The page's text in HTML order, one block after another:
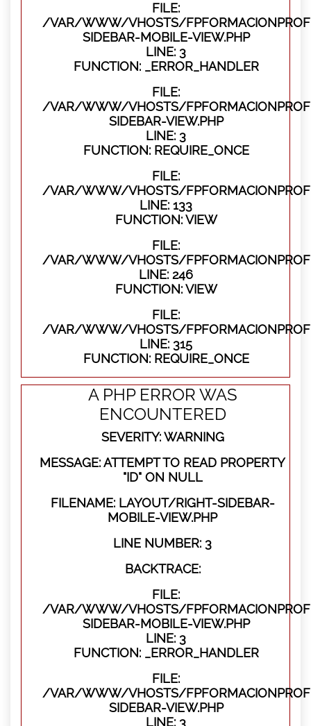
FILE:
/VAR/WWW/VHOSTS/
SIDEBAR-MOBILE-VIEW.PHP
LINE: 3
FUNCTION: _ERROR_HANDLER
FILE:
/VAR/WWW/VHOSTS/
SIDEBAR-VIEW.PHP
LINE: 3
FUNCTION: REQUIRE_ONCE
FILE:
/VAR/WWW/VHOSTS/
LINE: 133
FUNCTION: VIEW
FILE:
/VAR/WWW/VHOSTS/
LINE: 246
FUNCTION: VIEW
FILE:
/VAR/WWW/VHOSTS/
LINE: 315
FUNCTION: REQUIRE_ONCE
A PHP ERROR WAS
ENCOUNTERED
SEVERITY: WARNING
MESSAGE: ATTEMPT TO READ PROPERTY
"ID" ON NULL
FILENAME: LAYOUT/RIGHT-SIDEBAR-
MOBILE-VIEW.PHP
LINE NUMBER: 3
BACKTRACE:
FILE:
/VAR/WWW/VHOSTS/
SIDEBAR-MOBILE-VIEW.PHP
LINE: 3
FUNCTION: _ERROR_HANDLER
FILE:
/VAR/WWW/VHOSTS/
SIDEBAR-VIEW.PHP
LINE: 3